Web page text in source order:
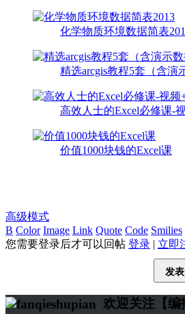
化学物质环境数据简表
精选arcgis教程5套（含演
高效人士的Excel必修课-
价值1000块钱的Excel课
高级模式
B Color Image Link Quote Code Smilies
您需要登录后才可以回帖 登录 | 立即
发
欢迎关注【编